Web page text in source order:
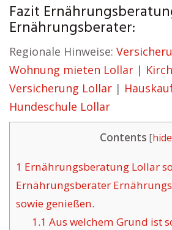
Fazit
Ernährungsberater:
Regionale Hinweise:
Wohnung mieten Lollar |
Versicherung Lollar |
Hundeschule Lollar
Contents [hide
1 Ernährungsberatung Lollar
Ernährungsberater
sowie genießen.
1.1 Aus welchem Grund ist